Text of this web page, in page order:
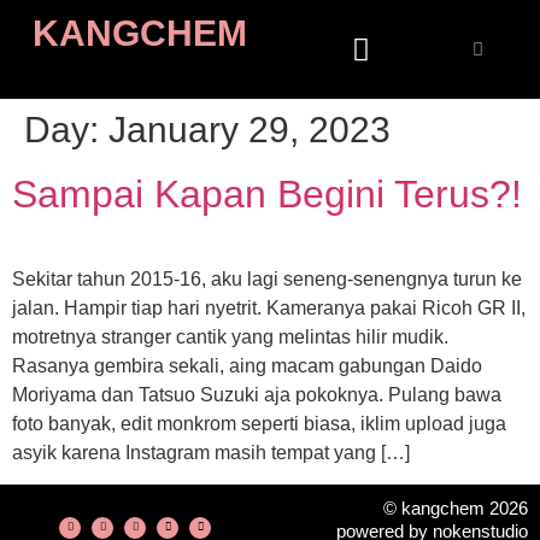
KANGCHEM
Day: January 29, 2023
Sampai Kapan Begini Terus?!
Sekitar tahun 2015-16, aku lagi seneng-senengnya turun ke
jalan. Hampir tiap hari nyetrit. Kameranya pakai Ricoh GR II,
motretnya stranger cantik yang melintas hilir mudik.
Rasanya gembira sekali, aing macam gabungan Daido
Moriyama dan Tatsuo Suzuki aja pokoknya. Pulang bawa
foto banyak, edit monkrom seperti biasa, iklim upload juga
asyik karena Instagram masih tempat yang […]
© kangchem 2026
powered by nokenstudio